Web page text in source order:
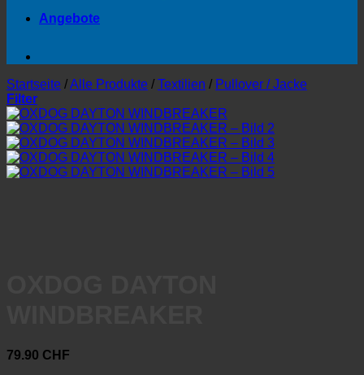
Angebote
Startseite /Alle Produkte / Textilien / Pullover / Jacke
Filter
79.90 CHF